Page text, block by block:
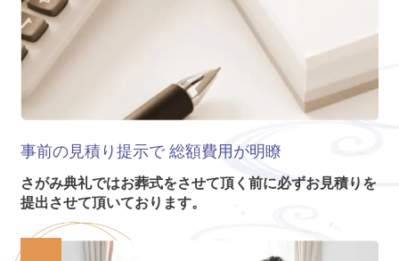
事前の見積り提示で 総額費用が明瞭
さがみ典礼ではお葬式をさせて頂く前に必ずお見積りを
提出させて頂いております。